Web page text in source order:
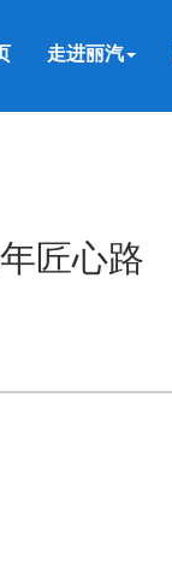
走进丽汽
匠心路